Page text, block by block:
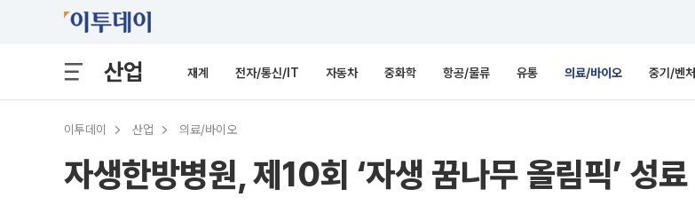
산업 재계 전자/통신/IT 자동차 중화학 항공/물류 유통 의료/바이오 중기/벤처
이투데이 산업 의료/바이오
자생한방병원, 제10회 ‘자생 꿈나무 올림픽’ 성료